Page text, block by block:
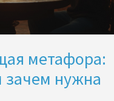
метафора:
зачем нужна